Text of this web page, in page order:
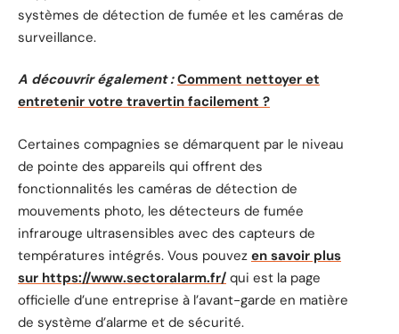
systèmes de détection de fumée et les caméras de
surveillance.
A découvrir également : Comment nettoyer et
entretenir votre travertin facilement ?
Certaines compagnies se démarquent par le niveau
de pointe des appareils qui offrent des
fonctionnalités les caméras de détection de
mouvements photo, les détecteurs de fumée
infrarouge ultrasensibles avec des capteurs de
températures intégrés. Vous pouvez en savoir plus
sur https://www.sectoralarm.fr/ qui est la page
officielle d’une entreprise à l’avant-garde en matière
de système d’alarme et de sécurité.